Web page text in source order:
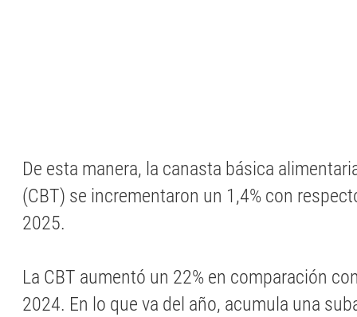
De esta manera, la canasta básica
(CBT) se incrementaron un 1,4% con
2025.
La CBT aumentó un 22% en comparación
2024. En lo que va del año, acumula una